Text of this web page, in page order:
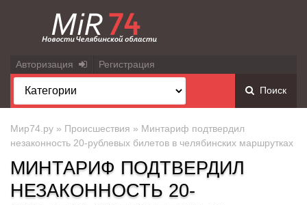
Авторизация Регистрация
Поиск
Мир74.ру » Происшествия » Минтариф подтвердил
незаконность 20-рублевых билетов в челябинских маршрутках
МИНТАРИФ ПОДТВЕРДИЛ
НЕЗАКОННОСТЬ 20-